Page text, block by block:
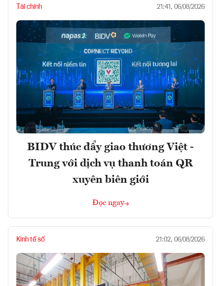
Tài chính 21:41, 06/08/2026
BIDV thúc đẩy giao thương Việt -
Trung với dịch vụ thanh toán QR
xuyên biên giới
Đọc ngay
Kinh tế số 21:02, 06/08/2026